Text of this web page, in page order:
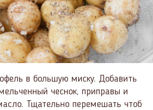
в большую миску. Добавить
чеснок, приправы и
Тщательно перемешать чтоб